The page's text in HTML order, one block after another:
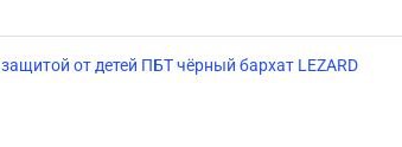
от детей ПБТ чёрный бархат LEZARD